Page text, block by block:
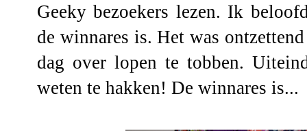
Geeky bezoekers lezen. Ik
de winnares is. Het was
dag over lopen te tobben.
weten te hakken! De winnares is...